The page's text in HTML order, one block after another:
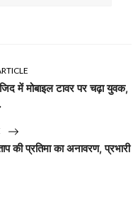
में मोबाइल टावर पर चढ़ा युवक,
की प्रतिमा का अनावरण, प्रभारी